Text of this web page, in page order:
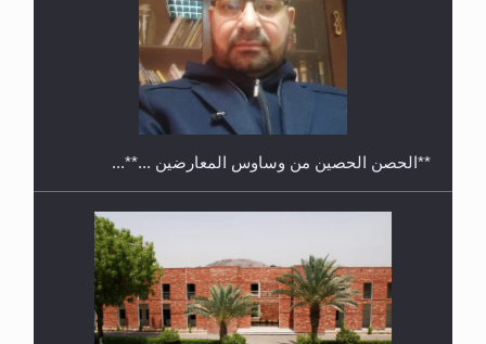
معرض القرآن الكريم لمدة ثلاثين يوما في مكتبة مدينة
ريهيماكي في فنلند
**الحصن الحصين من وساوس المعارضين ...**...